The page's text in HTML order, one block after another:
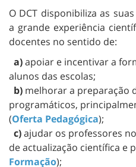
O DCT disponibiliza as
a grande experiência
docentes no sentido de:
a)apoiar e incentivar a
alunos das escolas;
b) melhorar a preparação
programáticos,
(Oferta Pedagógica);
c)ajudar os professores
de actualização científica e
Formação);